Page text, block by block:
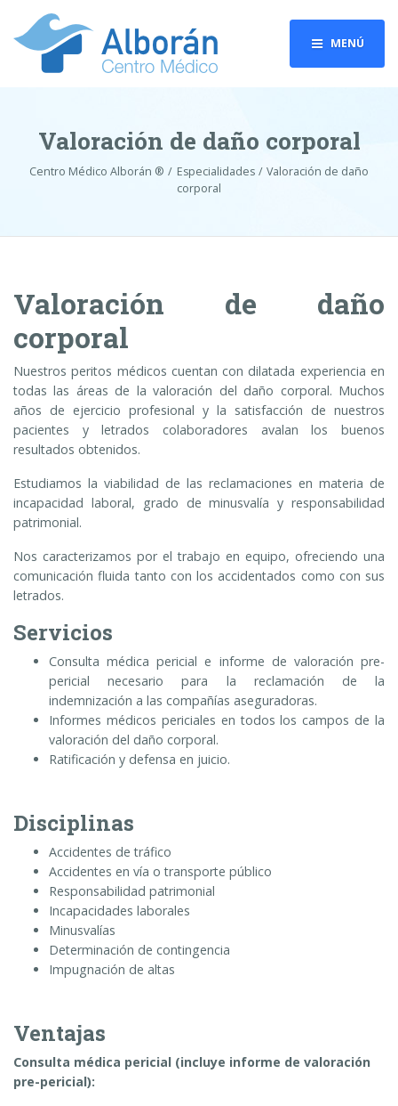
MENÚ
Valoración de daño corporal
Centro Médico Alborán ® Especialidades
Valoración de daño
corporal
Valoración de daño
corporal
Nuestros peritos médicos cuentan con dilatada experiencia en
todas las áreas de la valoración del daño corporal. Muchos
años de ejercicio profesional y la satisfacción de nuestros
pacientes y letrados colaboradores avalan los buenos
resultados obtenidos.
Estudiamos la viabilidad de las reclamaciones en materia de
incapacidad laboral, grado de minusvalía y responsabilidad
patrimonial.
Nos caracterizamos por el trabajo en equipo, ofreciendo una
comunicación fluida tanto con los accidentados como con sus
letrados.
Servicios
Consulta médica pericial e informe de valoración pre-
pericial necesario para la reclamación de la
indemnización a las compañías aseguradoras.
Informes médicos periciales en todos los campos de la
valoración del daño corporal.
Ratificación y defensa en juicio.
Disciplinas
Accidentes de tráfico
Accidentes en vía o transporte público
Responsabilidad patrimonial
Incapacidades laborales
Minusvalías
Determinación de contingencia
Impugnación de altas
Ventajas
Consulta médica pericial (incluye informe de valoración
pre-pericial):